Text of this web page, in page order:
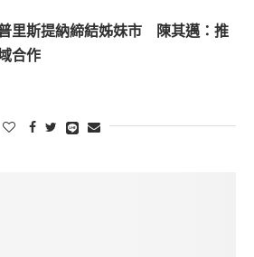
里斯提納締結姊妹市 陳其邁：推
合作